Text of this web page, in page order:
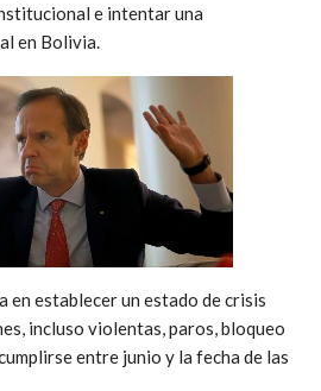
e intentar una
en Bolivia.
en establecer un estado de crisis
incluso violentas, paros, bloqueo
entre junio y la fecha de las